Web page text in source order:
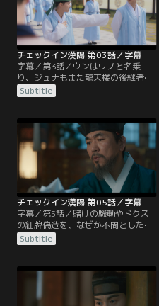
す。一方、ウンは王室を脅かす裏帳
簿の鍵「黄銅金匙（ファンドングム
シ）」を探す目的を隠し…。
チェックイン漢陽 第03話／字幕
字幕／第3話／ウンはウノと名乗
り、ジュナもまた龍天楼の後継者と
いう身分を隠して見習い生活を始め
る。商団の再興に懸ける真面目な青
で共に問題児扱いになり、「下下
房」で同室生活を送ることに。ドク
スが女子宿舎に忍び込む姿を目撃し
たウンは疑念を深め…。
Subtitle
チェックイン漢陽 第05話／字幕
字幕／第5話／賭けの騒動やドクス
の紅牌偽造を、なぜか不問としたメ
ファ。この一件を機に、問題児4人
の間には絆が芽生え始める。ドクス
ノはそれを巧みにはぐらかす。一
方、マンドル殺害の凶器を入手した
兵曹判書（ピョンジョパンソ）オ・
Subtitle